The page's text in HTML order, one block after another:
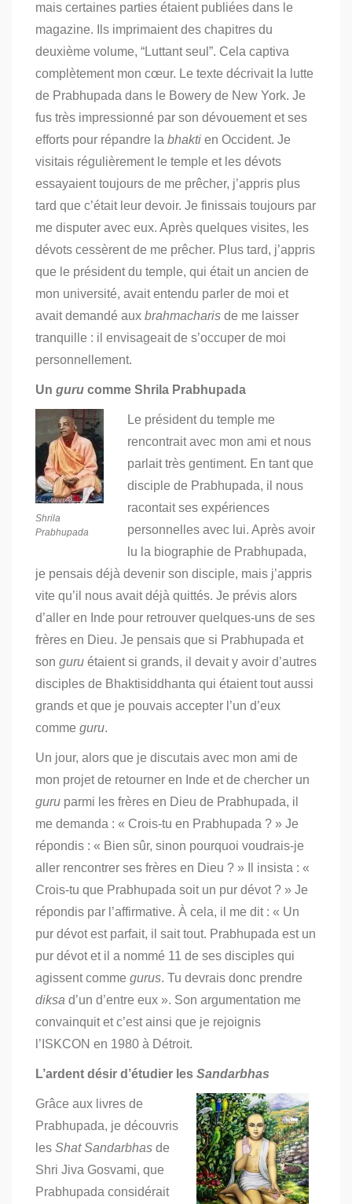
mais certaines parties étaient publiées dans le
magazine.
Ils imprimaient des chapitres du
deuxième volume, “Luttant seul”. Cela captiva
complètement mon cœur. Le texte décrivait la lutte
de Prabhupada dans le Bowery de New York. Je
fus très impressionné par son dévouement et ses
efforts pour répandre la bhakti en Occident. Je
visitais régulièrement le temple et les dévots
essayaient toujours de me prêcher, j’appris plus
tard que c’était leur devoir. Je finissais toujours par
me disputer avec eux. Après quelques visites, les
dévots cessèrent de me prêcher. Plus tard, j’appris
que le président du temple, qui était un ancien de
mon université, avait entendu parler de moi et
avait demandé aux brahmacharis de me laisser
tranquille : il envisageait de s’occuper de moi
personnellement.
Un guru comme Shrila Prabhupada
Shrila
Prabhupada
Le président du temple me
rencontrait avec mon ami et nous
parlait très gentiment. En tant que
disciple de Prabhupada, il nous
racontait ses expériences
personnelles avec lui. Après avoir
lu la biographie de Prabhupada,
je pensais déjà devenir son disciple, mais j’appris
vite qu’il nous avait déjà quittés. Je prévis alors
d’aller en Inde pour retrouver quelques-uns de ses
frères en Dieu. Je pensais que si Prabhupada et
son guru étaient si grands, il devait y avoir d’autres
disciples de Bhaktisiddhanta qui étaient tout aussi
grands et que je pouvais accepter l’un d’eux
comme guru.
Un jour, alors que je discutais avec mon ami de
mon projet de retourner en Inde et de chercher un
guru parmi les frères en Dieu de Prabhupada, il
me demanda : « Crois-tu en Prabhupada ? » Je
répondis : « Bien sûr, sinon pourquoi voudrais-je
aller rencontrer ses frères en Dieu ? » Il insista : «
Crois-tu que Prabhupada soit un pur dévot ? » Je
répondis par l’affirmative. À cela, il me dit : « Un
pur dévot est parfait, il sait tout. Prabhupada est un
pur dévot et il a nommé 11 de ses disciples qui
agissent comme gurus. Tu devrais donc prendre
diksa d’un d’entre eux ». Son argumentation me
convainquit et c’est ainsi que je rejoignis
l’ISKCON en 1980 à Détroit.
L’ardent désir d’étudier les Sandarbhas
Grâce aux livres de
Prabhupada, je découvris
les Shat Sandarbhas de
Shri Jiva Gosvami, que
Prabhupada considérait